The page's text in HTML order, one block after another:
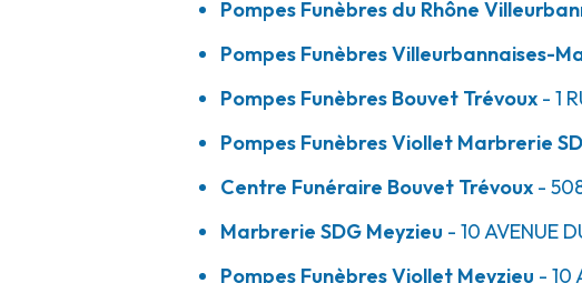
A votre écoute 24h/24 7j/7
21 Bis Rue Henri Maréchal-69800 Saint-Priest
Consulter l'agence 04 37 25 02 08
Pompes Funèbres du Rhône
Pompes Funèbres Villeurbannaises-
Pompes Funèbres Bouvet Trévoux - 1
Pompes Funèbres Viollet Marbrerie
Centre Funéraire Bouvet Trévoux -
Marbrerie SDG Meyzieu - 10 AVENUE
Pompes Funèbres Viollet Meyzieu - 10